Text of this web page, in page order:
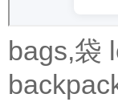
bags,袋